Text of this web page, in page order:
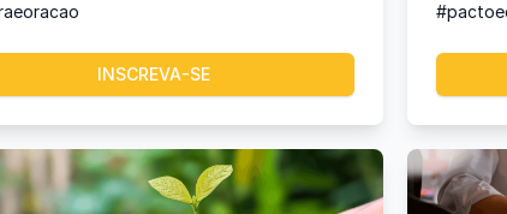
INSCREVA-SE